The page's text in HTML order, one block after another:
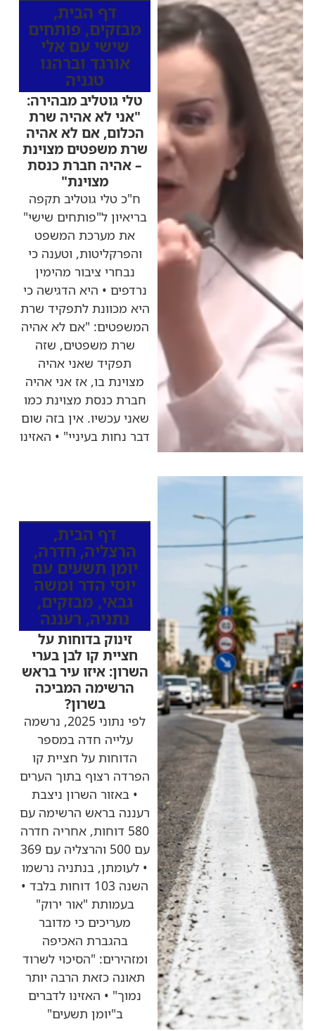
דף הבית,
מבזקים, פותחים
שישי עם אלי
אורגד וברהנו
טגניה
טלי גוטליב מבהירה:
"אני לא אהיה שרת
הכלום, אם לא אהיה
שרת משפטים מצוינת
– אהיה חברת כנסת
מצוינת"
ח"כ טלי גוטליב תקפה
בריאיון ל"פותחים שישי"
את מערכת המשפט
והפרקליטות, וטענה כי
נבחרי ציבור מהימין
נרדפים • היא הדגישה כי
היא מכוונת לתפקיד שרת
המשפטים: "אם לא אהיה
שרת משפטים, שזה
תפקיד שאני אהיה
מצוינת בו, אז אני אהיה
חברת כנסת מצוינת כמו
שאני עכשיו. אין בזה שום
דבר נחות בעיניי" • האזינו
דף הבית,
הרצליה, חדרה,
יומן תשעים עם
יוסי הדר ומשה
גבאי, מבזקים,
נתניה, רעננה
זינוק בדוחות על
חציית קו לבן בערי
השרון: איזו עיר בראש
הרשימה המביכה
בשרון?
לפי נתוני 2025, נרשמה
עלייה חדה במספר
הדוחות על חציית קו
הפרדה רצוף בתוך הערים
• באזור השרון ניצבת
רעננה בראש הרשימה עם
580 דוחות, אחריה חדרה
עם 500 והרצליה עם 369
• לעומתן, בנתניה נרשמו
השנה 103 דוחות בלבד •
בעמותת "אור ירוק"
מעריכים כי מדובר
בהגברת האכיפה
ומזהירים: "הסיכוי לשרוד
תאונה כזאת הרבה יותר
נמוך" • האזינו לדברים
ב"יומן תשעים"